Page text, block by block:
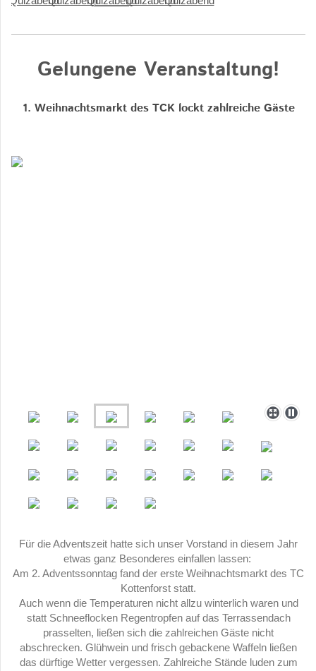
Gelungene Veranstaltung!
1. Weihnachtsmarkt des TCK lockt zahlreiche Gäste
Für die Adventszeit hatte sich unser Vorstand in diesem Jahr
etwas ganz Besonderes einfallen lassen:
Am 2. Adventssonntag fand der erste Weihnachtsmarkt des TC
Kottenforst statt.
Auch wenn die Temperaturen nicht allzu winterlich waren und
statt Schneeflocken Regentropfen auf das Terrassendach
prasselten, ließen sich die zahlreichen Gäste nicht
abschrecken. Glühwein und frisch gebackene Waffeln ließen
das dürftige Wetter vergessen. Zahlreiche Stände luden zum